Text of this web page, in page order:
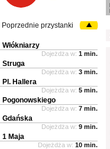
Poprzednie przystanki
Włókniarzy
Dojeżdża w: 1 min.
Struga
Dojeżdża w: 3 min.
Pl. Hallera
Dojeżdża w: 5 min.
Pogonowskiego
Dojeżdża w: 7 min.
Gdańska
Dojeżdża w: 9 min.
1 Maja
Dojeżdża w: 10 min.